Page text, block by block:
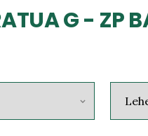
G - ZP